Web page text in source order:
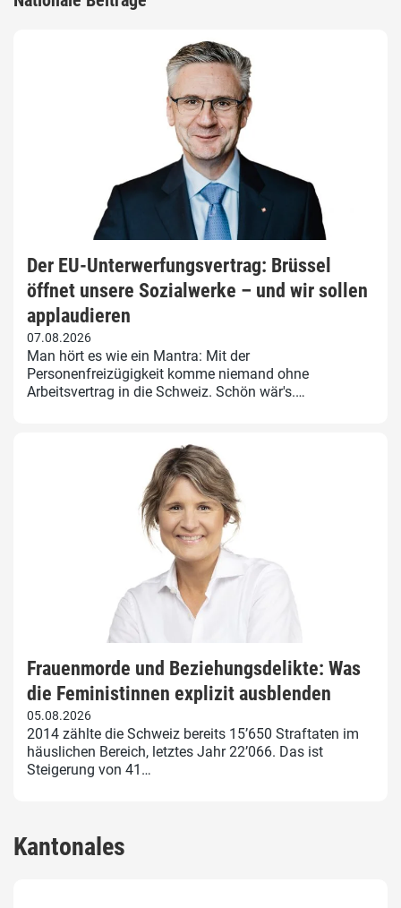
Der EU-Unterwerfungsvertrag: Brüssel
öffnet unsere Sozialwerke – und wir sollen
applaudieren
07.08.2026
Man hört es wie ein Mantra: Mit der
Personenfreizügigkeit komme niemand ohne
Arbeitsvertrag in die Schweiz. Schön wär's.…
Frauenmorde und Beziehungsdelikte: Was
die Feministinnen explizit ausblenden
05.08.2026
2014 zählte die Schweiz bereits 15’650 Straftaten im
häuslichen Bereich, letztes Jahr 22’066. Das ist
Steigerung von 41…
Kantonales